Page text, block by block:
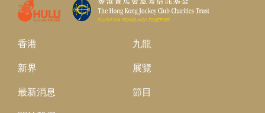
香港 九龍
新界 展覽
最新消息 節目